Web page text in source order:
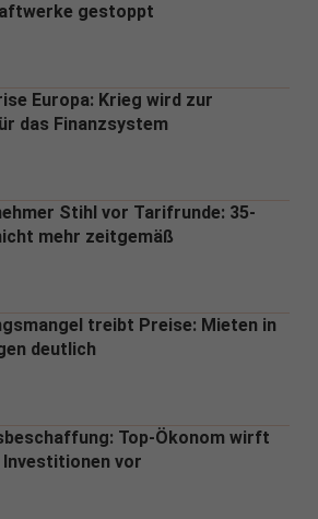
gestoppt
Europa: Krieg wird zur
das Finanzsystem
Stihl vor Tarifrunde: 35-
mehr zeitgemäß
treibt Preise: Mieten in
deutlich
Top-Ökonom wirft
vor